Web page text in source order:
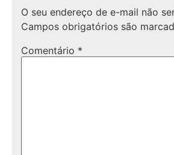
O seu endereço de e-mail não
Campos obrigatórios são
Comentário *